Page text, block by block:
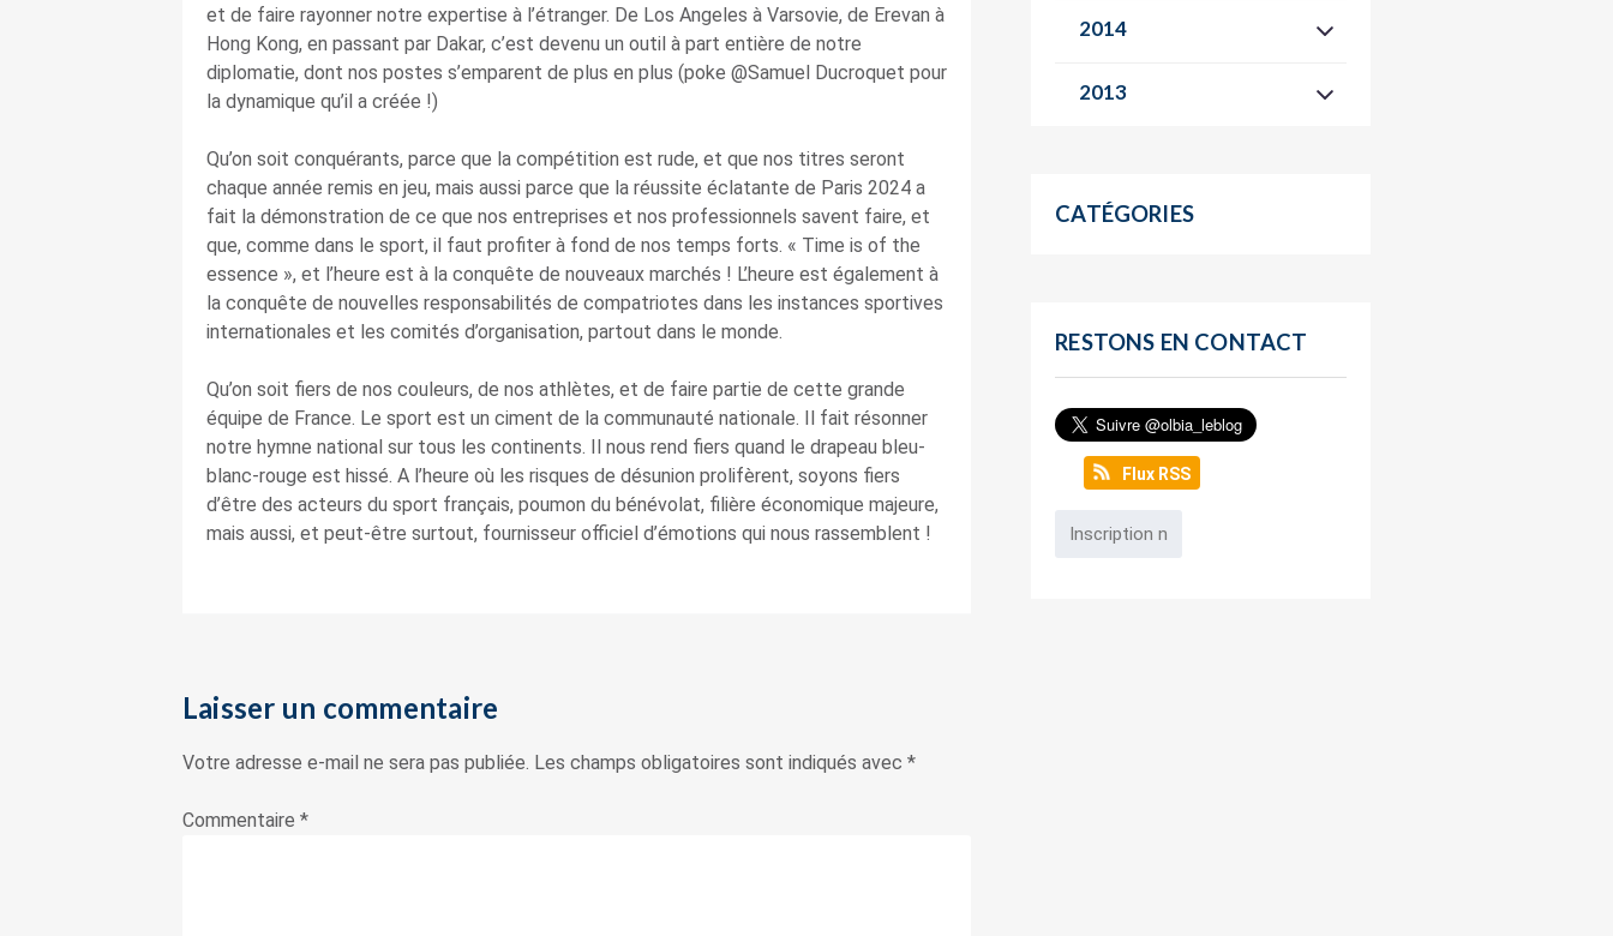
et de faire rayonner notre expertise à l’étranger. De Los Angeles à Varsovie, de Erevan à
Hong Kong, en passant par Dakar, c’est devenu un outil à part entière de notre
diplomatie, dont nos postes s’emparent de plus en plus (poke @Samuel Ducroquet pour
la dynamique qu’il a créée !)
Qu’on soit conquérants, parce que la compétition est rude, et que nos titres seront
chaque année remis en jeu, mais aussi parce que la réussite éclatante de Paris 2024 a
fait la démonstration de ce que nos entreprises et nos professionnels savent faire, et
que, comme dans le sport, il faut profiter à fond de nos temps forts. « Time is of the
essence », et l’heure est à la conquête de nouveaux marchés ! L’heure est également à
la conquête de nouvelles responsabilités de compatriotes dans les instances sportives
internationales et les comités d’organisation, partout dans le monde.
Qu’on soit fiers de nos couleurs, de nos athlètes, et de faire partie de cette grande
équipe de France. Le sport est un ciment de la communauté nationale. Il fait résonner
notre hymne national sur tous les continents. Il nous rend fiers quand le drapeau bleu-
blanc-rouge est hissé. A l’heure où les risques de désunion prolifèrent, soyons fiers
d’être des acteurs du sport français, poumon du bénévolat, filière économique majeure,
mais aussi, et peut-être surtout, fournisseur officiel d’émotions qui nous rassemblent !
Laisser un commentaire
Votre adresse e-mail ne sera pas publiée. Les champs obligatoires sont indiqués avec *
Commentaire *
2014
2013
CATÉGORIES
RESTONS EN CONTACT
Flux RSS